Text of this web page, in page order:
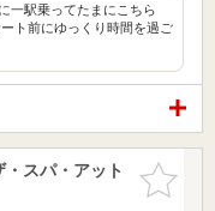
一駅乗ってたまにこちら
ト前にゆっくり時間を過ご
お気に入
りに追加
スパ・アット